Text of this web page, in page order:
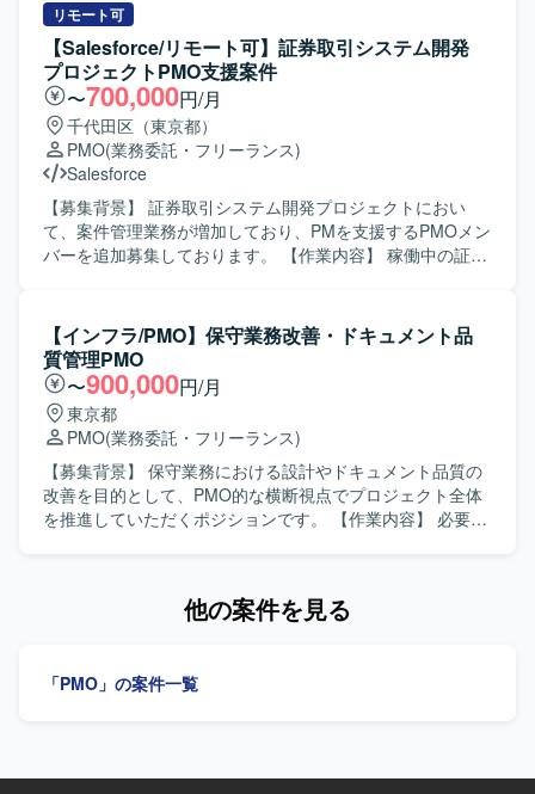
ができます。 【開発環境】 金融系スマホアプリ開発プロジ
ェクトにおける開発標準やドキュメント整備が行われてい
る環境となります。
率化の提案を行っていただきます。 また、プロジェクト運
営における進捗状況の確認や課題・懸案の整理を行い、お
客様および開発ベンダーに対して課題解決に向けた支援を
実施していただきます。 加えて、エンドユーザーが作成す
る各種報告資料などのドキュメント作成支援も行っていた
だきます。 なお、エンドユーザー（発注者側）支援作業と
なるため、ご自身での設計・製造・テストなどの開発作業
は発生いたしません。 【求める人物像】 関係者との円滑な
コミュニケーションを取りながら、主体的に課題を発見し
改善提案ができる方を求めております。 また、論理的な思
考力を持ち、分かりやすい資料作成や説明ができる方にご
クト全体を俯瞰しながら、品質向上や効率化に直接貢献で
きるポジションです。 開発ベンダーとの折衝やプロジェク
ト運営支援を通じて、PMOとしての経験をさらに深めてい
ただけます。 【開発環境】 年金向けWebシステムを対象と
したJavaおよびSQLベースのシステム開発プロジェクトに
おける成果物をレビューする環境となっております。
リモート可
【Salesforce/リモート可】証券取引システム開発
プロジェクトPMO支援案件
〜700,000円/月
千代田区（東京都）
PMO(業務委託・フリーランス)
Salesforce
【募集背景】 証券取引システム開発プロジェクトにおい
て、案件管理業務が増加しており、PMを支援するPMOメン
バーを追加募集しております。 【作業内容】 稼働中の証券
キュメントの作成・更新、内部定例会議の準備、会議日程
調整および運営、議事録作成を担当していただきます。 ま
た、Redmine等を用いたチケット起票・進捗管理、不具合
集計、課題やQAの追い回し、Salesforceへの入力作業など
もご対応いただきます。 【求める人物像】 自ら課題を見つ
けて主体的に動ける方を求めております。 コミュニケーシ
ョンを取りながら関係者と円滑に連携し、ドキュメント作
成や進捗管理を丁寧かつ正確に進められる方が望ましいで
す。 【ポジションの魅力】 大規模な証券取引システム開発
得・強化できる環境です。 【開発環境】 証券取引システム
【インフラ/PMO】保守業務改善・ドキュメント品
質管理PMO
〜900,000円/月
東京都
PMO(業務委託・フリーランス)
【募集背景】 保守業務における設計やドキュメント品質の
改善を目的として、PMO的な横断視点でプロジェクト全体
を推進していただくポジションです。 【作業内容】 必要に
修正対応を行っていただきます。 PMO的な横断視点でプロ
内容を正しく理解できる方を求めています。 ルーチンワー
と学習意欲が高い方はよりご活躍いただけます。 【ポジシ
他の案件を見る
「PMO」の案件一覧